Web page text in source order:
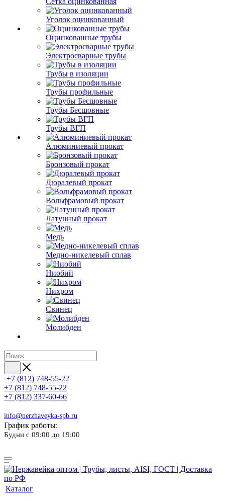
Уголок оцинкованный
Оцинкованные трубы
Электросварные трубы
Трубы в изоляции
Трубы профильные
Трубы Бесшовные
Трубы ВГП
Алюминиевый прокат
Бронзовый прокат
Дюралевый прокат
Вольфрамовый прокат
Латунный прокат
Медь
Медно-никелевый сплав
Ниобий
Нихром
Свинец
Молибден
+7 (812) 748-55-22
+7 (812) 748-55-22
+7 (812) 337-60-66
info@nerzhaveyka-spb.ru
График работы:
Будни с 09:00 до 19:00
Каталог